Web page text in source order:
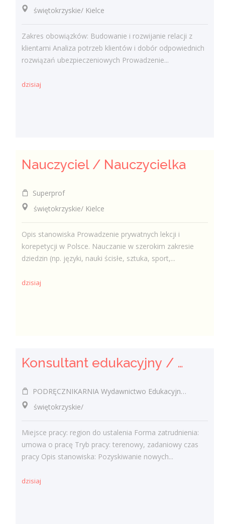
świętokrzyskie/ Kielce
Zakres obowiązków: Budowanie i rozwijanie relacji z
klientami Analiza potrzeb klientów i dobór odpowiednich
rozwiązań ubezpieczeniowych Prowadzenie...
dzisiaj
Nauczyciel / Nauczycielka
Superprof
świętokrzyskie/ Kielce
Opis stanowiska Prowadzenie prywatnych lekcji i
korepetycji w Polsce. Nauczanie w szerokim zakresie
dziedzin (np. języki, nauki ścisłe, sztuka, sport,...
dzisiaj
Konsultant edukacyjny / Konsultantka edukacyjna
PODRĘCZNIKARNIA Wydawnictwo Edukacyjne Sp. z o.o.
świętokrzyskie/
Miejsce pracy: region do ustalenia Forma zatrudnienia:
umowa o pracę Tryb pracy: terenowy, zadaniowy czas
pracy Opis stanowiska: Pozyskiwanie nowych...
dzisiaj